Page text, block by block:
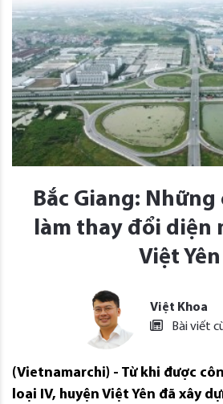
Bắc Giang:
làm thay đổi diện
Việt Yên
Việt Khoa
Bài viết
(Vietnamarchi) - Từ khi được
loại IV, huyện Việt Yên đã xây